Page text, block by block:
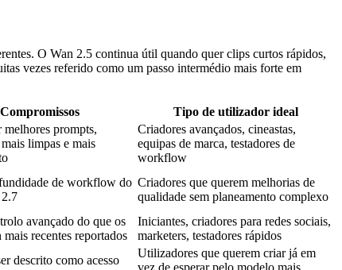
O Wan 2.5 continua útil quando quer clips curtos rápidos,
vezes referido como um passo intermédio mais forte em
Compromissos Tipo de utilizador ideal
melhores prompts,
limpas e mais
Criadores avançados, cineastas,
equipas de marca, testadores de
workflow
de workflow do Criadores que querem melhorias de
qualidade sem planeamento complexo
avançado do que os
recentes reportados
Iniciantes, criadores para redes sociais,
marketers, testadores rápidos
descrito como acesso
Utilizadores que querem criar já em